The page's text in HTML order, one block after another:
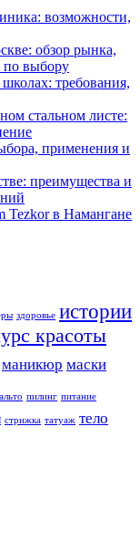
возможности,
обзор рынка,
по выбору
требования,
стальном листе:
применения и
преимущества и
Tezkor в Намангане
здоровье истории
красоты
маникюр маски
пилинг питание
стрижка татуаж тело